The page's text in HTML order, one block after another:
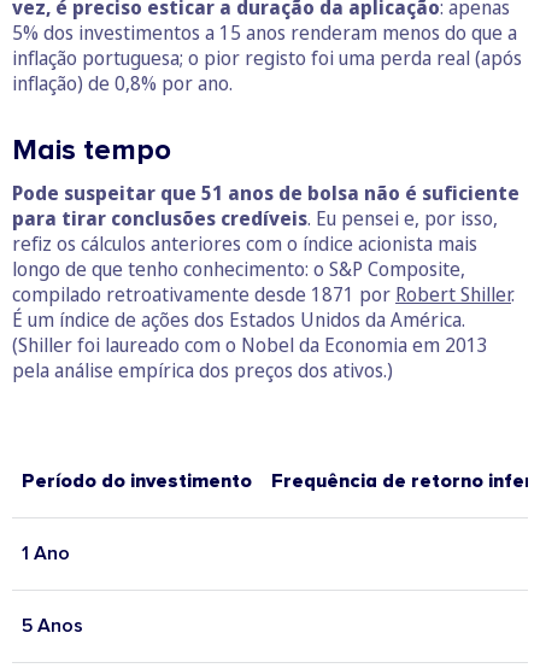
vez, é preciso esticar a duração da aplicação: apenas
5% dos investimentos a 15 anos renderam menos do que a
inflação portuguesa; o pior registo foi uma perda real (após
inflação) de 0,8% por ano.
Mais tempo
Pode suspeitar que 51 anos de bolsa não é suficiente
para tirar conclusões credíveis. Eu pensei e, por isso,
refiz os cálculos anteriores com o índice acionista mais
longo de que tenho conhecimento: o S&P Composite,
compilado retroativamente desde 1871 por Robert Shiller.
É um índice de ações dos Estados Unidos da América.
(Shiller foi laureado com o Nobel da Economia em 2013
pela análise empírica dos preços dos ativos.)
Período do investimento Frequência de retorno
1 Ano
5 Anos